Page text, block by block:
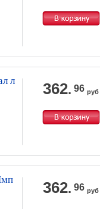
л
362. 96 руб
362. 96 руб